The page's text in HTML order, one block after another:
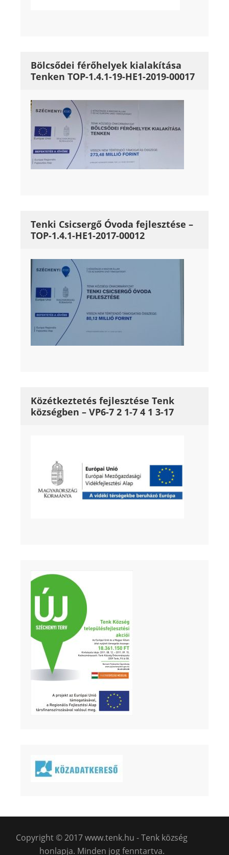
Bölcsődei férőhelyek kialakítása
Tenken TOP-1.4.1-19-HE1-2019-00017
Tenki Csicsergő Óvoda fejlesztése –
TOP-1.4.1-HE1-2017-00012
Közétkeztetés fejlesztése Tenk
községben – VP6-7 2 1-7 4 1 3-17
Copyright © 2017 www.tenk.hu - Tenk község
honlapja. Minden jog fenntartva.